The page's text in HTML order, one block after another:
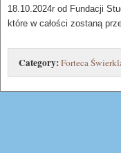
18.10.2024r od Fundacji
które w całości zostaną
Category:Forteca